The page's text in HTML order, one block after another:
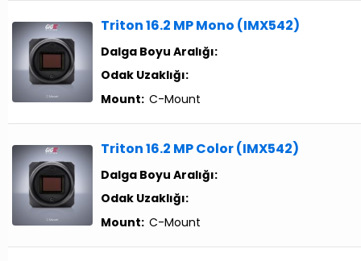
Triton 16.2 MP Mono (IMX542)
Dalga Boyu Aralığı:
Odak Uzaklığı:
Mount: C-Mount
Triton 16.2 MP Color (IMX542)
Dalga Boyu Aralığı:
Odak Uzaklığı:
Mount: C-Mount